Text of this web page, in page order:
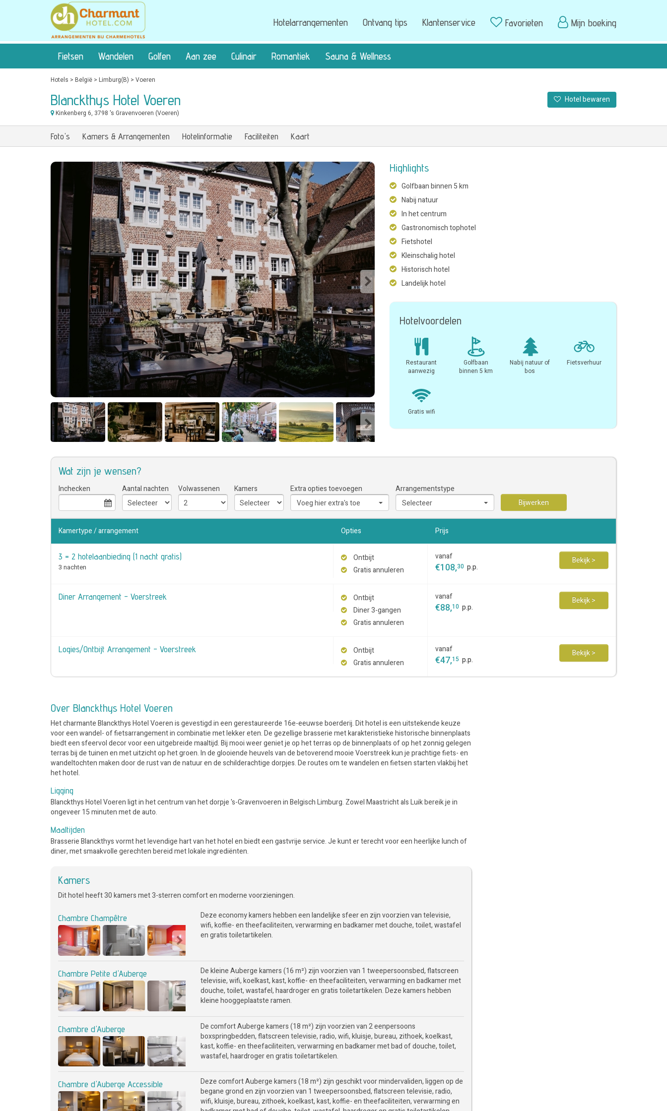
Hotelarrangementen Ontvang tips Klantenservice Favorieten Mijn boeking
Fietsen Wandelen Golfen Aan zee Culinair Romantiek Sauna & Wellness
Hotels > België > Limburg(B) > Voeren
Blanckthys Hotel Voeren Hotel bewaren
Kinkenberg 6, 3798 's Gravenvoeren (Voeren)
Foto's Kamers & Arrangementen Hotelinformatie Faciliteiten Kaart
Highlights
Golfbaan binnen 5 km
Nabij natuur
In het centrum
Gastronomisch tophotel
Fietshotel
Kleinschalig hotel
Historisch hotel
Landelijk hotel
Hotelvoordelen
Restaurant
aanwezig
Golfbaan
binnen 5 km
Nabij natuur of
bos
Fietsverhuur
Gratis wifi
Wat zijn je wensen?
Inchecken Aantal nachten Volwassenen Kamers
Extra opties toevoegen
Voeg hier extra's toe
Arrangementstype
Selecteer
Bijwerken
Kamertype / arrangement Opties Prijs
3 = 2 hotelaanbieding (1 nacht gratis)
3 nachten
Ontbijt
Gratis annuleren
vanaf
€108,30 p.p.
Bekijk >
Diner Arrangement - Voerstreek
Ontbijt
Diner 3-gangen
Gratis annuleren
vanaf
€88,10 p.p.
Bekijk >
Logies/Ontbijt Arrangement - Voerstreek
Ontbijt
Gratis annuleren
vanaf
€47,15 p.p.
Bekijk >
Over Blanckthys Hotel Voeren
Het charmante Blanckthys Hotel Voeren is gevestigd in een gerestaureerde 16e-eeuwse boerderij. Dit hotel is een uitstekende keuze
voor een wandel- of fietsarrangement in combinatie met lekker eten. De gezellige brasserie met karakteristieke historische binnenplaats
biedt een sfeervol decor voor een uitgebreide maaltijd. Bij mooi weer geniet je op het terras op de binnenplaats of op het zonnig gelegen
terras bij de tuinen en met uitzicht op het groen. In de glooiende heuvels van de betoverend mooie Voerstreek kun je prachtige fiets- en
wandeltochten maken door de rust van de natuur en de schilderachtige dorpjes. De routes om te wandelen en fietsen starten vlakbij het
het hotel.
Ligging
Blanckthys Hotel Voeren ligt in het centrum van het dorpje 's-Gravenvoeren in Belgisch Limburg. Zowel Maastricht als Luik bereik je in
ongeveer 15 minuten met de auto.
Maaltijden
Brasserie Blanckthys vormt het levendige hart van het hotel en biedt een gastvrije service. Je kunt er terecht voor een heerlijke lunch of
diner, met smaakvolle gerechten bereid met lokale ingrediënten.
Kamers
Dit hotel heeft 30 kamers met 3-sterren comfort en moderne voorzieningen.
Chambre Champêtre
Deze economy kamers hebben een landelijke sfeer en zijn voorzien van televisie,
wifi, koffie- en theefaciliteiten, verwarming en badkamer met douche, toilet, wastafel
en gratis toiletartikelen.
Chambre Petite d'Auberge
De kleine Auberge kamers (16 m²) zijn voorzien van 1 tweepersoonsbed, flatscreen
televisie, wifi, koelkast, kast, koffie- en theefaciliteiten, verwarming en badkamer met
douche, toilet, wastafel, haardroger en gratis toiletartikelen. Deze kamers hebben
kleine hooggeplaatste ramen.
Chambre d'Auberge
De comfort Auberge kamers (18 m²) zijn voorzien van 2 eenpersoons
boxspringbedden, flatscreen televisie, radio, wifi, kluisje, bureau, zithoek, koelkast,
kast, koffie- en theefaciliteiten, verwarming en badkamer met bad of douche, toilet,
wastafel, haardroger en gratis toiletartikelen.
Chambre d'Auberge Accessible
Deze comfort Auberge kamers (18 m²) zijn geschikt voor mindervaliden, liggen op de
begane grond en zijn voorzien van 1 tweepersoonsbed, flatscreen televisie, radio,
wifi, kluisje, bureau, zithoek, koelkast, kast, koffie- en theefaciliteiten, verwarming en